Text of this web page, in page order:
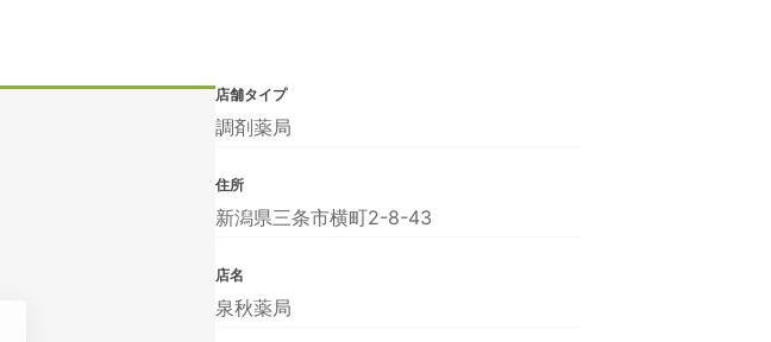
店舗タイプ
調剤薬局
住所
新潟県三条市横町2-8-43
店名
泉秋薬局